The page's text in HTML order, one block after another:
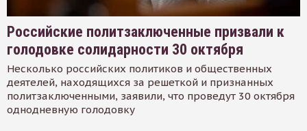
Российские политзаключенные призвали к
голодовке солидарности 30 октября
Несколько российских политиков и общественных
деятелей, находящихся за решеткой и признанных
политзаключенными, заявили, что проведут 30 октября
однодневную голодовку